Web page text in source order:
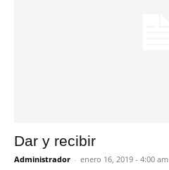
Dar y recibir
Administrador - enero 16, 2019 - 4:00 am